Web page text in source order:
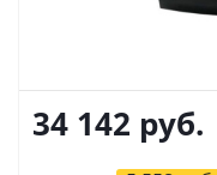
34 142 руб.